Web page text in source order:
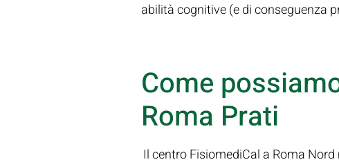
abilità cognitive (e di conseguenza
Come
Roma Prati
Il centro FisiomediCal a Roma